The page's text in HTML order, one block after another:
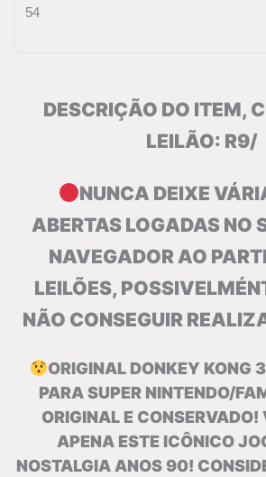
54
DESCRIÇÃO DO ITEM,
LEILÃO: R9/
NUNCA DEIXE
ABERTAS LOGADAS NO
NAVEGADOR AO
LEILÕES,
NÃO CONSEGUIR
ORIGINAL DONKEY KONG
PARA SUPER NINTENDO/
ORIGINAL E CONSERVADO!
APENA ESTE ICÔNICO
NOSTALGIA ANOS 90!